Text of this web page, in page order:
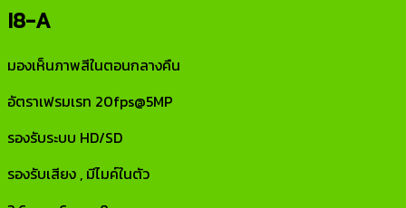
I8-A
มองเห็นภาพสีในตอนกลางคืน
อัตราเฟรมเรท 20fps@5MP
รองรับระบบ HD/SD
รองรับเสียง , มีไมค์ในตัว